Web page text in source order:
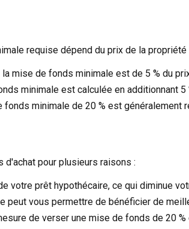
requise dépend du prix de la
mise de fonds minimale est de 5 % du
minimale est calculée en additionnant
minimale de 20 % est généralement
pour plusieurs raisons :
votre prêt hypothécaire, ce qui diminue
peut vous permettre de bénéficier de
de verser une mise de fonds de 20